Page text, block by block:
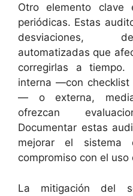
Otro elemento clave
periódicas. Estas
desviaciones,
automatizadas que
corregirlas a
interna —con checklist
— o externa,
ofrezcan
Documentar estas
mejorar el sistema
compromiso con el uso
La mitigación del